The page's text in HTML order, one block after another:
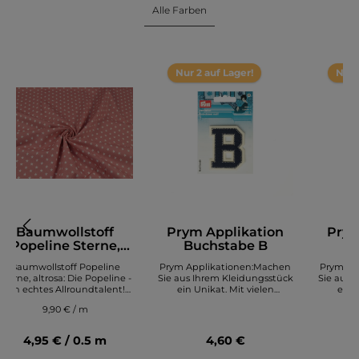
Alle Farben
Baumwollstoff
Popeline Sterne,
altrosa
Baumwollstoff Popeline
altrosa: Die Popeline -
Ein echtes Allroundtalent!
Qualität hast du die
verschiedene Nähideen. Der
Popeline-Stoff eignet sich
9,90 € / m
4,95 € / 0.5 m
Nur 2 auf Lager!
Prym Applikation
Buchstabe B
Prym Applikationen:Machen
Sie aus Ihrem Kleidungsstück
ein Unikat. Mit vielen
Aufnähen, Sie können ihr
Kleidungsstück ganz einfach
4,60 €
Nur
Prym
Sie aus
ein